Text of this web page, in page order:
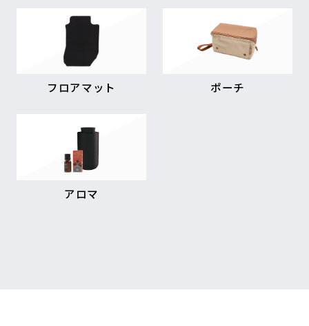
フロアマット ポーチ
アロマ